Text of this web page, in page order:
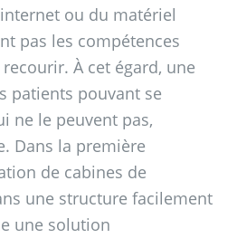
ou du matériel
pas les compétences
À cet égard, une
patients pouvant se
ne le peuvent pas,
Dans la première
de cabines de
une structure facilement
une solution